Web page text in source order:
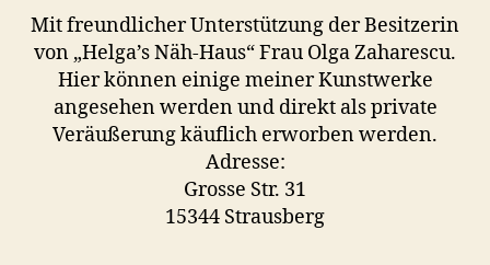
Mit freundlicher Unterstützung der Besitzerin
von „Helga’s Näh-Haus“ Frau Olga Zaharescu.
Hier können einige meiner Kunstwerke
angesehen werden und direkt als private
Veräußerung käuflich erworben werden.
Adresse:
Grosse Str. 31
15344 Strausberg